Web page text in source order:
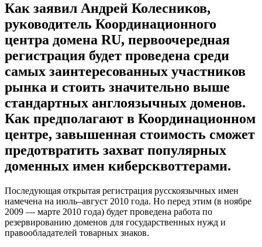
Как заявил Андрей Колесников,
руководитель Координационного
центра домена RU, первоочередная
регистрация будет проведена среди
самых заинтересованных участников
рынка и стоить значительно выше
стандартных англоязычных доменов.
Как предполагают в Координационном
центре, завышенная стоимость сможет
предотвратить захват популярных
доменных имен киберсквоттерами.
Последующая открытая регистрация русскоязычных имен
намечена на июль–август 2010 года. Но перед этим (в ноябре
2009 — марте 2010 года) будет проведена работа по
резервированию доменов для государственных нужд и
правообладателей товарных знаков.